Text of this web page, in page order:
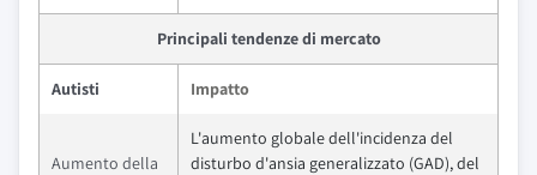
Principali tendenze di mercato
Autisti Impatto
Aumento della
L'aumento globale dell'incidenza del
disturbo d'ansia generalizzato (GAD), del